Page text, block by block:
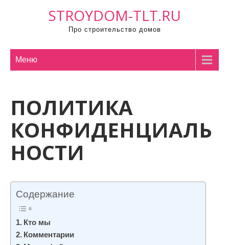
STROYDOM-TLT.RU
Про строительство домов
Меню
ПОЛИТИКА
КОНФИДЕНЦИАЛЬ
НОСТИ
Содержание
Кто мы
Комментарии